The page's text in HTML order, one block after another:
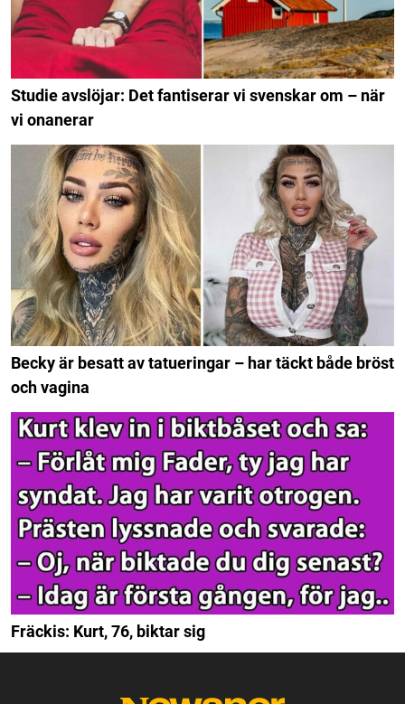
Studie avslöjar: Det fantiserar vi svenskar om – när
vi onanerar
Becky är besatt av tatueringar – har täckt både bröst
och vagina
Fräckis: Kurt, 76, biktar sig